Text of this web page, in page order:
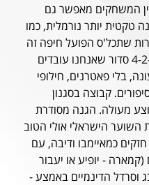
המשחקים מאפשר גם
טקטית יותר נורמלית, כמו
שתכל'ס הפועל חיפה זה
סיפור של 4-2-3-1 סדור שאנחנו עובדים
בלי פאטרנים, חילופי
קבוצה בסגנון
מעולה. הגנה מסודרת
השוער הישראלי אולי הטוב
כמאיימבו ודיבה, עם
(קמארה - יופיע או יעבור
וסרדל הדינמיים באמצע -